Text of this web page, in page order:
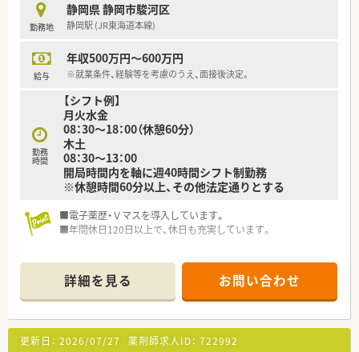
勤務地
静岡県 静岡市駿河区
静岡駅 (JR東海道本線)
給与
年収500万円～600万円
※就業条件、経験等を考慮のうえ、面接後決定。
勤務
時間
【シフト例】
月火水金
08：30～18：00（休憩60分）
木土
08：30～13：00
開局時間内を軸に週40時間シフト制勤務
※休憩時間60分以上、その他法定通りとする
■電子薬歴・Ｖマスを導入しています。
■年間休日120日以上で、休日も充実しています。
■近隣にも店舗があり、急なお休みの際にも安心できる環境で
す。
詳細を見る お問い合わせ
更新日： 2026/07/27 薬剤師求人ID： 722992